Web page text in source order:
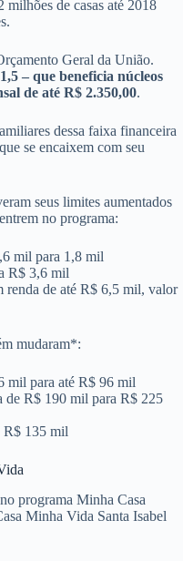
milhões de casas até 2018
Geral da União.
– que beneficia núcleos
de até R$ 2.350,00.
dessa faixa financeira
se encaixem com seu
seus limites aumentados
no programa:
mil para 1,8 mil
R$ 3,6 mil
renda de até R$ 6,5 mil, valor
mudaram*:
mil para até R$ 96 mil
de R$ 190 mil para R$ 225
R$ 135 mil
programa Minha Casa
Minha Vida Santa Isabel